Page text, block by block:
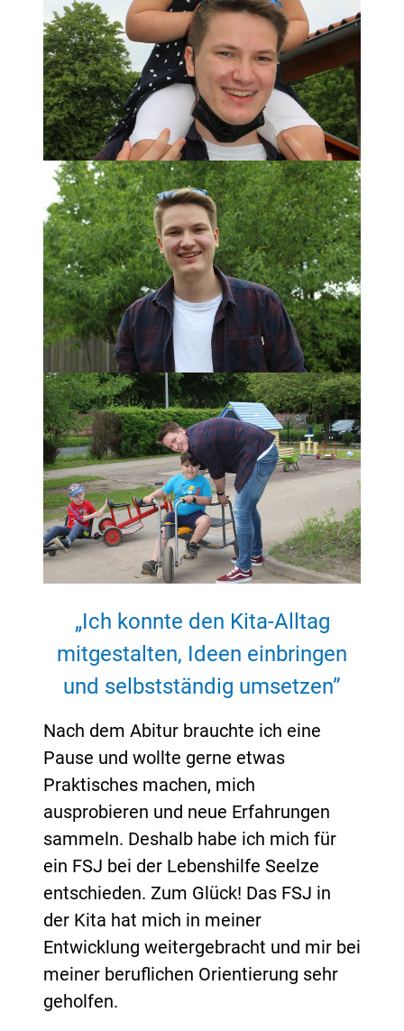
„Ich konnte den Kita-Alltag
mitgestalten, Ideen einbringen
und selbstständig umsetzen”
Nach dem Abitur brauchte ich eine
Pause und wollte gerne etwas
Praktisches machen, mich
ausprobieren und neue Erfahrungen
sammeln. Deshalb habe ich mich für
ein FSJ bei der Lebenshilfe Seelze
entschieden. Zum Glück! Das FSJ in
der Kita hat mich in meiner
Entwicklung weitergebracht und mir bei
meiner beruflichen Orientierung sehr
geholfen.